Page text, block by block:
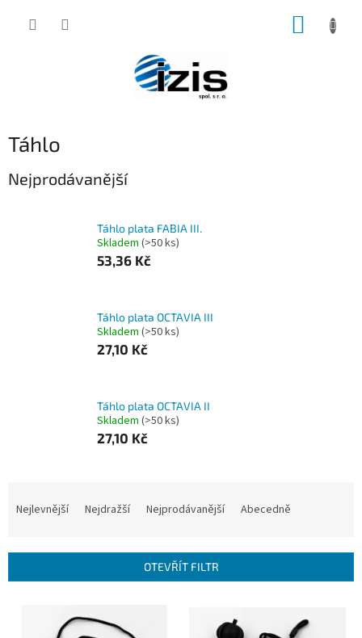
Táhlo
Nejprodávanější
Táhlo plata FABIA III.
Skladem (>50 ks)
53,36 Kč
Táhlo plata OCTAVIA III
Skladem (>50 ks)
27,10 Kč
Táhlo plata OCTAVIA II
Skladem (>50 ks)
27,10 Kč
í
Nejlevnější Nejdražší Nejprodávanější Abecedně
OTEVŘÍT FILTR